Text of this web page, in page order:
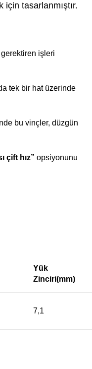
tasarlanmıştır.
işleri
tek bir hat üzerinde
bu vinçler, düzgün
çift hız” opsiyonunu
Yük
Zinciri(mm)
7,1